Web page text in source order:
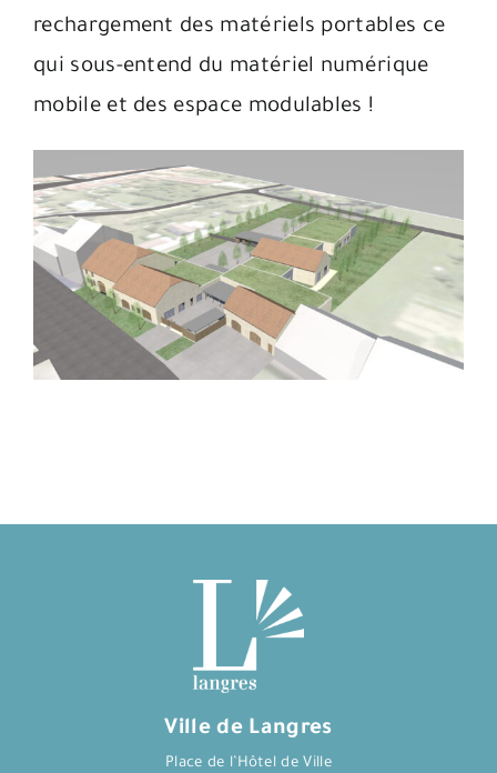
rechargement des matériels portables ce
qui sous-entend du matériel numérique
mobile et des espace modulables !
Ville de Langres
Place de l’Hôtel de Ville